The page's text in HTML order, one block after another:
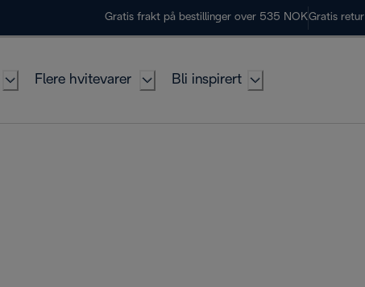
Gratis frakt på bestillinger over 535 NOKGratis retur
Flere hvitevarer Bli inspirert